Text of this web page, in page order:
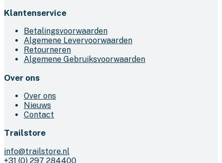
Klantenservice
Betalingsvoorwaarden
Algemene Levervoorwaarden
Retourneren
Algemene Gebruiksvoorwaarden
Over ons
Over ons
Nieuws
Contact
Trailstore
info@trailstore.nl
+31 (0) 297 284400